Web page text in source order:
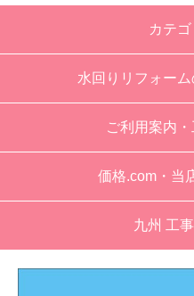
カテ
水回りリフォー
ご利用案内
価格.com・当
九州 工